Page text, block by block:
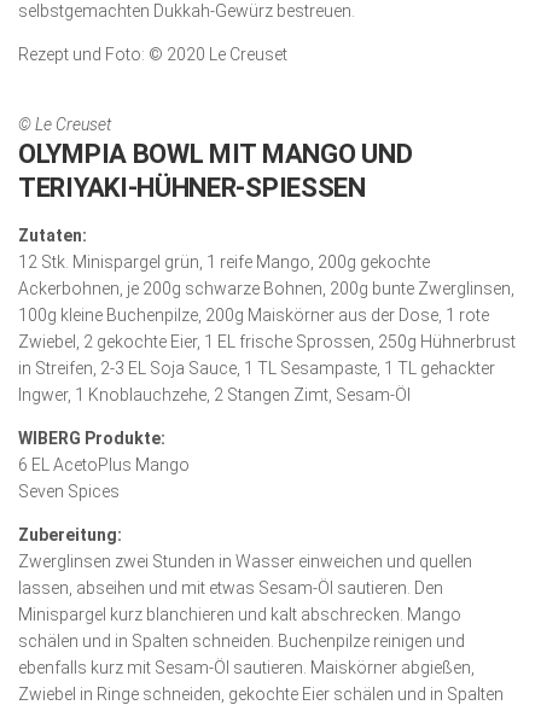
selbstgemachten Dukkah-Gewürz bestreuen.
Rezept und Foto: © 2020 Le Creuset
© Le Creuset
OLYMPIA BOWL MIT MANGO UND
TERIYAKI-HÜHNER-SPIESSEN
Zutaten:
12 Stk. Minispargel grün, 1 reife Mango, 200g gekochte
Ackerbohnen, je 200g schwarze Bohnen, 200g bunte Zwerglinsen,
100g kleine Buchenpilze, 200g Maiskörner aus der Dose, 1 rote
Zwiebel, 2 gekochte Eier, 1 EL frische Sprossen, 250g Hühnerbrust
in Streifen, 2-3 EL Soja Sauce, 1 TL Sesampaste, 1 TL gehackter
Ingwer, 1 Knoblauchzehe, 2 Stangen Zimt, Sesam-Öl
WIBERG Produkte:
6 EL AcetoPlus Mango
Seven Spices
Zubereitung:
Zwerglinsen zwei Stunden in Wasser einweichen und quellen
lassen, abseihen und mit etwas Sesam-Öl sautieren. Den
Minispargel kurz blanchieren und kalt abschrecken. Mango
schälen und in Spalten schneiden. Buchenpilze reinigen und
ebenfalls kurz mit Sesam-Öl sautieren. Maiskörner abgießen,
Zwiebel in Ringe schneiden, gekochte Eier schälen und in Spalten